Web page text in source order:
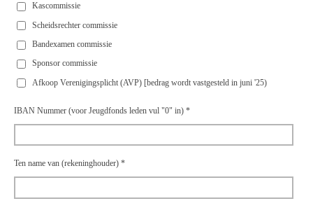
Kascommissie
Scheidsrechter commissie
Bandexamen commissie
Sponsor commissie
Afkoop Verenigingsplicht (AVP) [bedrag wordt vastgesteld in juni '25)
IBAN Nummer (voor Jeugdfonds leden vul "0" in) *
Ten name van (rekeninghouder) *